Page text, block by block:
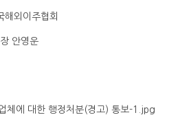
해외이주협회
안영운